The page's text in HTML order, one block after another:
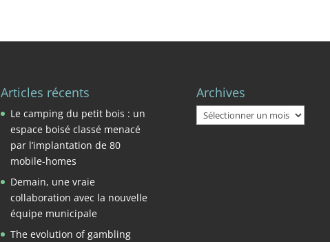
Articles récents
Le camping du petit bois : un
espace boisé classé menacé
par l’implantation de 80
mobile-homes
Demain, une vraie
collaboration avec la nouvelle
équipe municipale
The evolution of gambling
Archives
Archives